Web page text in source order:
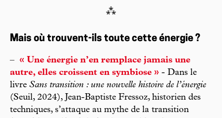
⁂
Mais où trouvent-ils toute cette énergie ?
–
« Une énergie n’en remplace jamais une
autre, elles croissent en symbiose » - Dans le
livre Sans transition : une nouvelle histoire de l’énergie
(Seuil, 2024), Jean-Baptiste Fressoz, historien des
techniques, s’attaque au mythe de la transition